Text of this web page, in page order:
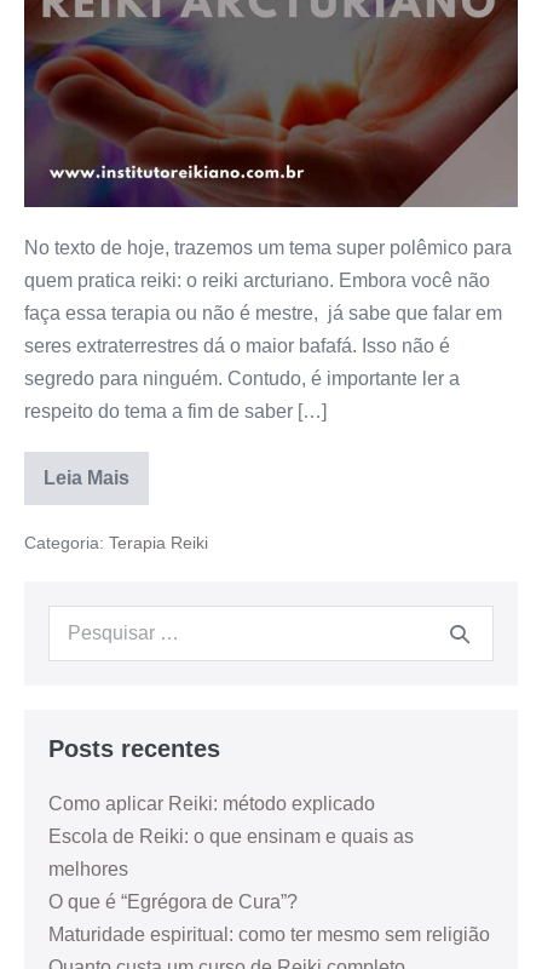
No texto de hoje, trazemos um tema super polêmico para
quem pratica reiki: o reiki arcturiano. Embora você não
faça essa terapia ou não é mestre, já sabe que falar em
seres extraterrestres dá o maior bafafá. Isso não é
segredo para ninguém. Contudo, é importante ler a
respeito do tema a fim de saber […]
Leia Mais
Categoria: Terapia Reiki
Posts recentes
Como aplicar Reiki: método explicado
Escola de Reiki: o que ensinam e quais as
melhores
O que é “Egrégora de Cura”?
Maturidade espiritual: como ter mesmo sem religião